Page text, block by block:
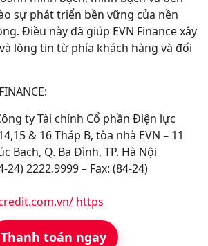
sự phát triển bền vững của nền
Điều này đã giúp EVN Finance xây
lòng tin từ phía khách hàng và đối
ty Tài chính Cổ phần Điện lực
& 16 Tháp B, tòa nhà EVN – 11
Bạch, Q. Ba Đình, TP. Hà Nội
2222.9999 – Fax: (84-24)
https
Thanh toán ngay